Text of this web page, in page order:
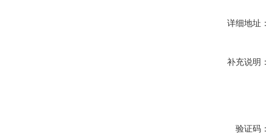
详细地址：
补充说明：
验证码：